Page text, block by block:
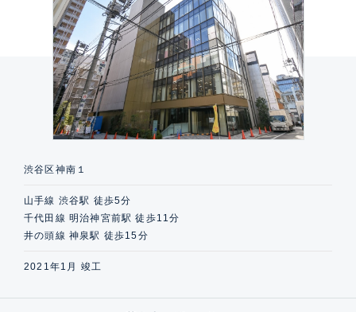
渋谷区神南１
山手線 渋谷駅 徒歩5分
千代田線 明治神宮前駅 徒歩11分
井の頭線 神泉駅 徒歩15分
2021年1月 竣工